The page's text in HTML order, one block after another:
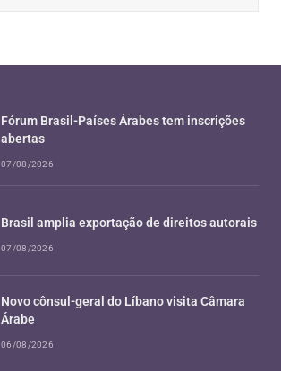
Fórum Brasil-Países Árabes tem inscrições
abertas
07/08/2026
Brasil amplia exportação de direitos autorais
07/08/2026
Novo cônsul-geral do Líbano visita Câmara
Árabe
06/08/2026